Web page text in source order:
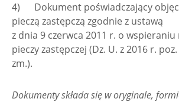
4) Dokument poświadczający
pieczą zastępczą zgodnie z ustawą
z dnia 9 czerwca 2011 r. o wspieraniu
pieczy zastępczej (Dz. U. z 2016 r.
zm.).
Dokumenty składa się w oryginale,